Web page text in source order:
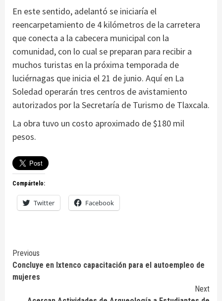
En este sentido, adelantó se iniciaría el
reencarpetamiento de 4 kilómetros de la carretera
que conecta a la cabecera municipal con la
comunidad, con lo cual se preparan para recibir a
muchos turistas en la próxima temporada de
luciérnagas que inicia el 21 de junio. Aquí en La
Soledad operarán tres centros de avistamiento
autorizados por la Secretaría de Turismo de Tlaxcala.
La obra tuvo un costo aproximado de $180 mil
pesos.
Compártelo:
Twitter Facebook
Continue
Reading
Previous
Concluye en Ixtenco capacitación para el autoempleo de
mujeres
Next